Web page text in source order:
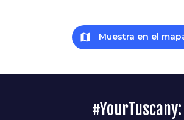
map Muestra en el
#YourTuscany: